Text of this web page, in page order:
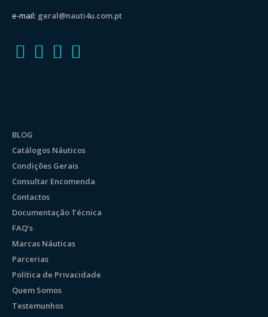
e-mail: geral@nauti4u.com.pt
BLOG
Catálogos Náuticos
Condições Gerais
Consultar Encomenda
Contactos
Documentação Técnica
FAQ’s
Marcas Náuticas
Parcerias
Política de Privacidade
Quem Somos
Testemunhos